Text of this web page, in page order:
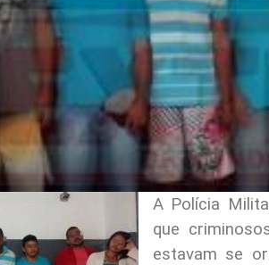
A Polícia
que
estavam se